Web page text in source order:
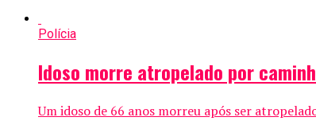
Polícia
Idoso morre atropelado por
Um idoso de 66 anos morreu após ser